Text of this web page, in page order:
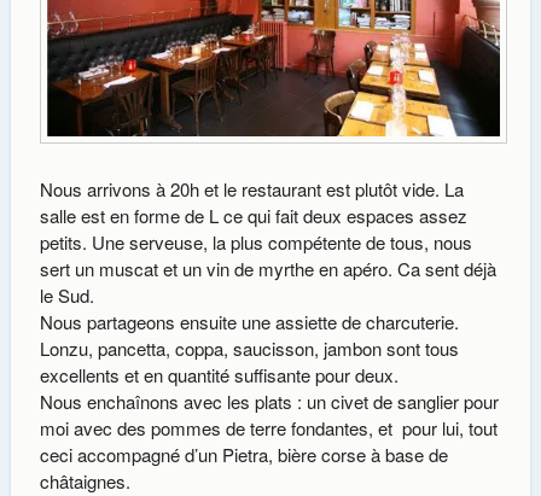
Nous arrivons à 20h et le restaurant est plutôt vide. La
salle est en forme de L ce qui fait deux espaces assez
petits. Une serveuse, la plus compétente de tous, nous
sert un muscat et un vin de myrthe en apéro. Ca sent déjà
le Sud.
Nous partageons ensuite une assiette de charcuterie.
Lonzu, pancetta, coppa, saucisson, jambon sont tous
excellents et en quantité suffisante pour deux.
Nous enchaînons avec les plats : un civet de sanglier pour
moi avec des pommes de terre fondantes, et pour lui, tout
ceci accompagné d’un Pietra, bière corse à base de
châtaignes.